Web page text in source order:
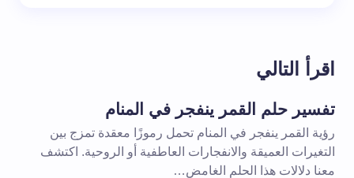
اقرأ التالي
تفسير حلم القمر ينفجر في المنام
رؤية القمر ينفجر في المنام تحمل رموزًا معقدة تمزج بين
التغيرات العميقة والانفجارات العاطفية أو الروحية. اكتشف
معنا دلالات هذا الحلم الغامض…